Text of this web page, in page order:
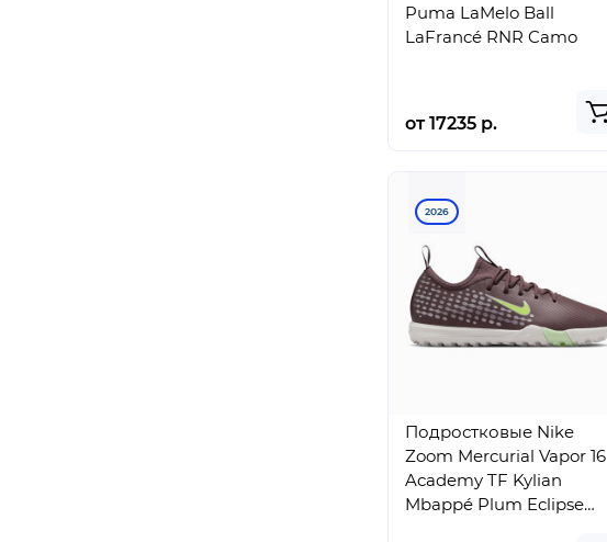
Puma LaMelo Ball
LaFrancé RNR Camo
от 17235 р.
2026
Подростковые Nike
Zoom Mercurial Vapor 16
Academy TF Kylian
Mbappé Plum Eclipse